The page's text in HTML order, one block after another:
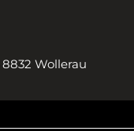
8832 Wollerau